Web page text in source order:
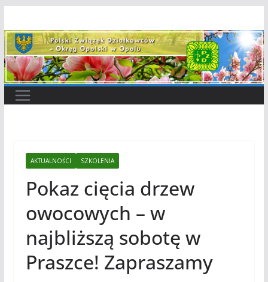
do
treści
AKTUALNOŚCI SZKOLENIA
Pokaz cięcia drzew
owocowych – w
najbliższą sobotę w
Praszce! Zapraszamy